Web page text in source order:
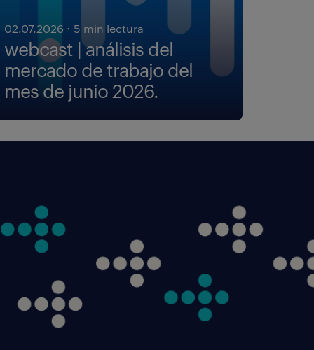
02.07.2026 · 5 min lectura
webcast | análisis del
mercado de trabajo del
mes de junio 2026.